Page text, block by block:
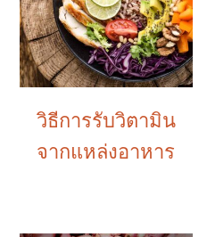
วิธีการรับวิตามิน
จากแหล่งอาหาร